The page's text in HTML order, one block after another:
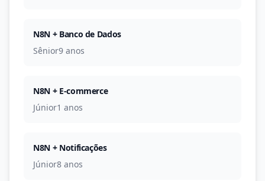
N8N + Banco de Dados
Sênior9 anos
N8N + E-commerce
Júnior1 anos
N8N + Notificações
Júnior8 anos